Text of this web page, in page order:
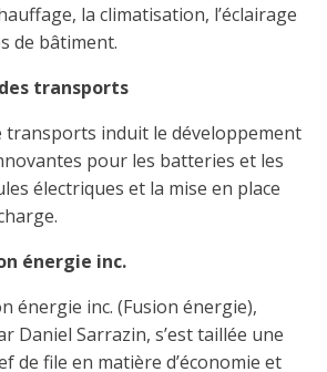
la climatisation, l’éclairage
de bâtiment.
transports
transports induit le développement
pour les batteries et les
électriques et la mise en place
énergie inc.
énergie inc. (Fusion énergie),
Daniel Sarrazin, s’est taillée une
de file en matière d’économie et